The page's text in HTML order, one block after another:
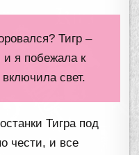
Тигр –
и я побежала к
свет.
Тигра под
чести, и все